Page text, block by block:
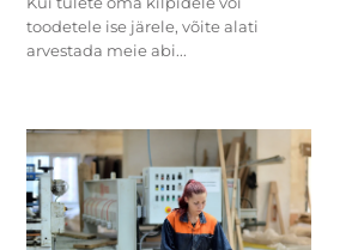
toodetele ise järele, võite alati
arvestada meie abi...